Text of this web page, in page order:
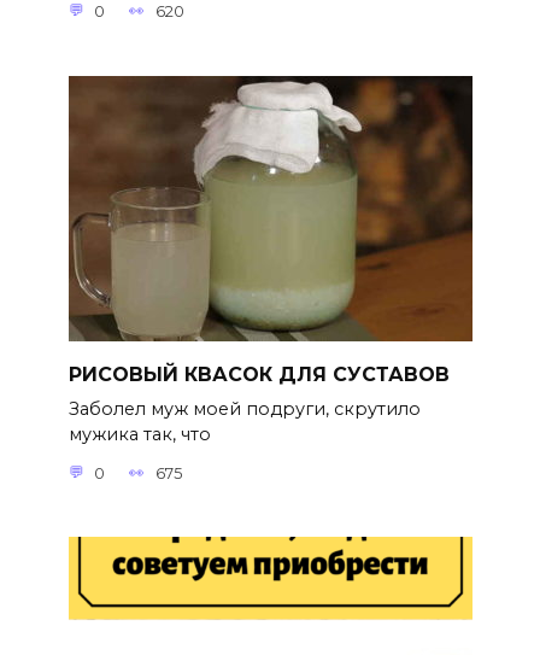
0 620
РИСОВЫЙ КВАСОК ДЛЯ СУСТАВОВ
Заболел муж моей подруги, скрутило
мужика так, что
0 675